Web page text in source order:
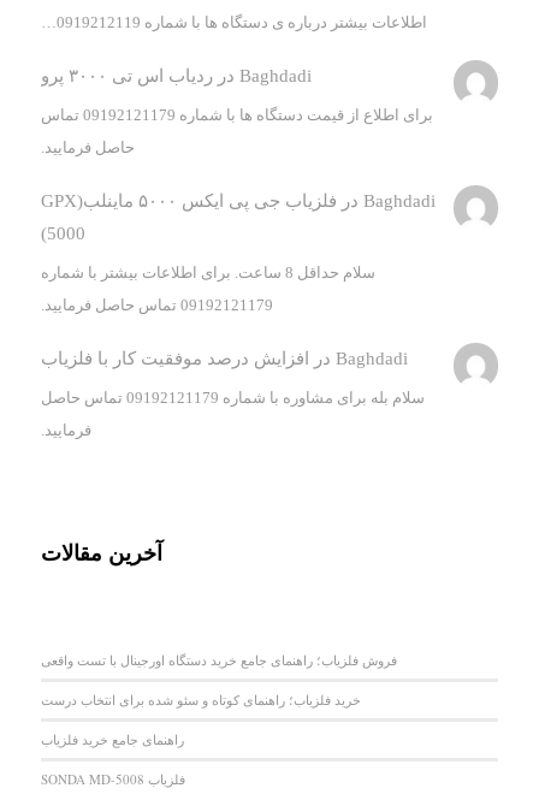
اطلاعات بیشتر درباره ی دستگاه ها با شماره 0919212119…
Baghdadi درردیاب اس تی ۳۰۰۰ پرو
برای اطلاع از قیمت دستگاه ها با شماره 09192121179 تماس
حاصل فرمایید.
Baghdadi در
فلزیاب جی پی ایکس ۵۰۰۰ ماینلب(GPX
5000)
سلام حداقل 8 ساعت. برای اطلاعات بیشتر با شماره
09192121179 تماس حاصل فرمایید.
Baghdadi در افزایش درصد موفقیت کار با فلزیاب
سلام بله برای مشاوره با شماره 09192121179 تماس حاصل
فرمایید.
آخرین مقالات
فروش فلزیاب؛ راهنمای جامع خرید دستگاه اورجینال با تست واقعی
خرید فلزیاب؛ راهنمای کوتاه و سئو شده برای انتخاب درست
راهنمای جامع خرید فلزیاب
فلزیاب SONDA MD-5008